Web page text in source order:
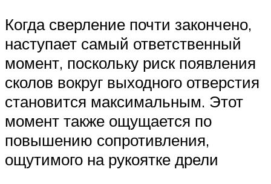
Когда сверление почти закончено,
наступает самый ответственный
момент, поскольку риск появления
сколов вокруг выходного отверстия
становится максимальным. Этот
момент также ощущается по
повышению сопротивления,
ощутимого на рукоятке дрели